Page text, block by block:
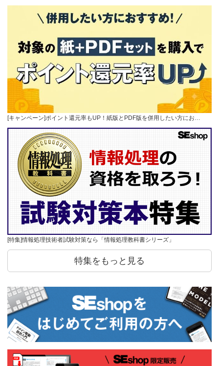
[キャンペーン]ポイント還元率もUP！紙版とPDF版を併用したい方にお…
[特集]情報処理技術者試験対策なら「情報処理教科書シリーズ」
特集をもっと見る